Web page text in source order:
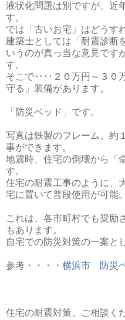
液状化問題は別ですが、近
す。
では「古いお宅」はどうす
建築士としては「耐震診断
いうのが真っ当な意見です
す。
そこで････２０万円～３０
守る」装備があります。
「防災ベッド」です。
写真は鉄製のフレーム。約
事ができます。
地震時、住宅の倒壊から「
す。
住宅の耐震工事のように、
宅に置いて普段使用が可能。
これは、各市町村でも奨励
もあります。
自宅での防災対策の一案と
参考・・・・ 横浜市 防災
住宅の耐震対策、ご相談く